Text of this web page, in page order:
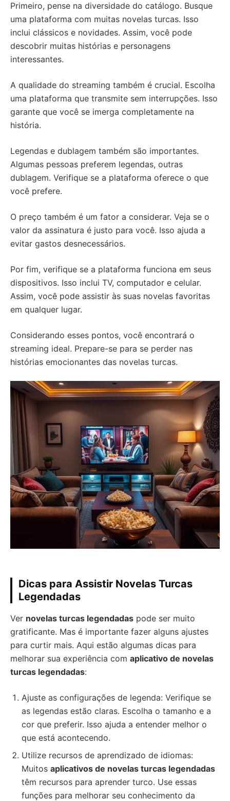
Primeiro, pense na diversidade do catálogo. Busque
uma plataforma com muitas novelas turcas. Isso
inclui clássicos e novidades. Assim, você pode
descobrir muitas histórias e personagens
interessantes.
A qualidade do streaming também é crucial. Escolha
uma plataforma que transmite sem interrupções. Isso
garante que você se imerga completamente na
história.
Legendas e dublagem também são importantes.
Algumas pessoas preferem legendas, outras
dublagem. Verifique se a plataforma oferece o que
você prefere.
O preço também é um fator a considerar. Veja se o
valor da assinatura é justo para você. Isso ajuda a
evitar gastos desnecessários.
Por fim, verifique se a plataforma funciona em seus
dispositivos. Isso inclui TV, computador e celular.
Assim, você pode assistir às suas novelas favoritas
em qualquer lugar.
Considerando esses pontos, você encontrará o
streaming ideal. Prepare-se para se perder nas
histórias emocionantes das novelas turcas.
Dicas para Assistir Novelas Turcas
Legendadas
Ver novelas turcas legendadas pode ser muito
gratificante. Mas é importante fazer alguns ajustes
para curtir mais. Aqui estão algumas dicas para
melhorar sua experiência com aplicativo de novelas
turcas legendadas:
Ajuste as configurações de legenda: Verifique se
as legendas estão claras. Escolha o tamanho e a
cor que preferir. Isso ajuda a entender melhor o
que está acontecendo.
Utilize recursos de aprendizado de idiomas:
Muitos aplicativos de novelas turcas legendadas
têm recursos para aprender turco. Use essas
funções para melhorar seu conhecimento da